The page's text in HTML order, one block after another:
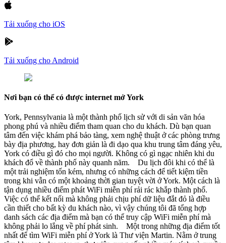
Tải xuống cho iOS
Tải xuống cho Android
Nơi bạn có thể có được internet mở York
York, Pennsylvania là một thành phố lịch sử với di sản văn hóa
phong phú và nhiều điểm tham quan cho du khách. Dù bạn quan
tâm đến việc khám phá bảo tàng, xem nghệ thuật ở các phòng trưng
bày địa phương, hay đơn giản là đi dạo qua khu trung tâm đáng yêu,
York có điều gì đó cho mọi người. Không có gì ngạc nhiên khi du
khách đổ về thành phố này quanh năm. Du lịch đôi khi có thể là
một trải nghiệm tốn kém, nhưng có những cách để tiết kiệm tiền
trong khi vẫn có một khoảng thời gian tuyệt vời ở York. Một cách là
tận dụng nhiều điểm phát WiFi miễn phí rải rác khắp thành phố.
Việc có thể kết nối mà không phải chịu phí dữ liệu đắt đỏ là điều
cần thiết cho bất kỳ du khách nào, vì vậy chúng tôi đã tổng hợp
danh sách các địa điểm mà bạn có thể truy cập WiFi miễn phí mà
không phải lo lắng về phí phát sinh. Một trong những địa điểm tốt
nhất để tìm WiFi miễn phí ở York là Thư viện Martin. Nằm ở trung